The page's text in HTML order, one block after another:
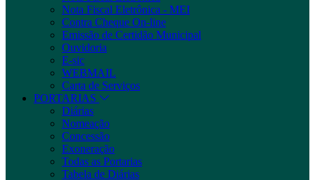
Nota Fiscal Eletrônica - MEI
Contra Cheque On-line
Emissão de Certidão Municipal
Ouvidoria
E-sic
WEBMAIL
Carta de Serviços
PORTARIAS
Diárias
Nomeação
Concessão
Exoneração
Todas as Portarias
Tabela de Diárias